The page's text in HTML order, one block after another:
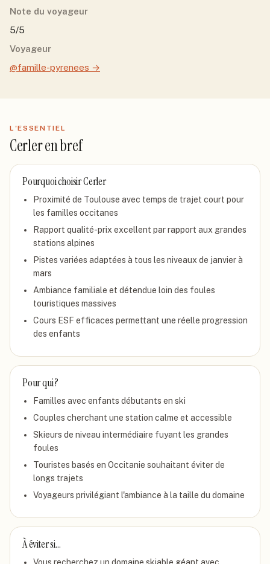
Note du voyageur
5/5
Voyageur
@famille-pyrenees →
L'ESSENTIEL
Cerleren bref
Pourquoi choisirCerler
Proximité de Toulouse avec temps de trajet court pour
les familles occitanes
Rapport qualité-prix excellent par rapport aux grandes
stations alpines
Pistes variées adaptées à tous les niveaux de janvier à
mars
Ambiance familiale et détendue loin des foules
touristiques massives
Cours ESF efficaces permettant une réelle progression
des enfants
Pour qui ?
Familles avec enfants débutants en ski
Couples cherchant une station calme et accessible
Skieurs de niveau intermédiaire fuyant les grandes
foules
Touristes basés en Occitanie souhaitant éviter de
longs trajets
Voyageurs privilégiant l'ambiance à la taille du domaine
À éviter si…